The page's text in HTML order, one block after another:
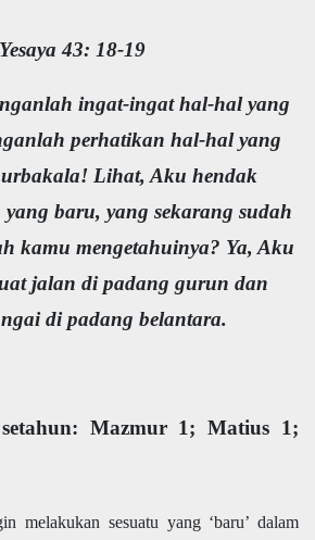
Yesaya 43: 18-19
ingat-ingat hal-hal yang
perhatikan hal-hal yang
Lihat, Aku hendak
yang baru, yang sekarang sudah
kamu mengetahuinya? Ya, Aku
jalan di padang gurun dan
di padang belantara.
Mazmur 1; Matius 1;
melakukan sesuatu yang ‘baru’ dalam